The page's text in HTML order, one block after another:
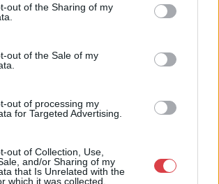
out of the Sharing of my
out of the Sale of my
out of processing my
for Targeted Advertising.
out of Collection, Use,
and/or Sharing of my
that Is Unrelated with the
which it was collected.
http://www.mugyujtokhaza.hu
nyarán nyitottuk meg Galériánkat
vevőt műtárgyaikra, az eladók pedig
gazdagítani gyűjteményüket változatos
árverést! Kedd-től péntek-ig 11.00-este
az érdeklődőket.
MŰTÁRGYAI